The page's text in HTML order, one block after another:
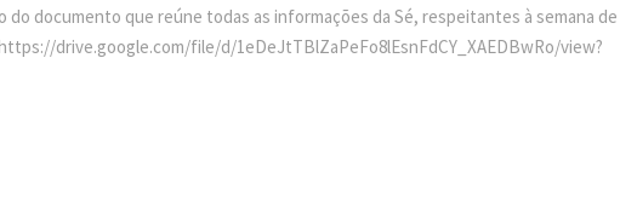
do documento que reúne todas as informações da Sé, respeitantes à semana de
https://drive.google.com/file/d/1eDeJtTBlZaPeFo8lEsnFdCY_XAEDBwRo/view?